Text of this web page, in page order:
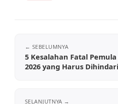
5 Kesalahan Fatal
2026 yang Harus Dihindari